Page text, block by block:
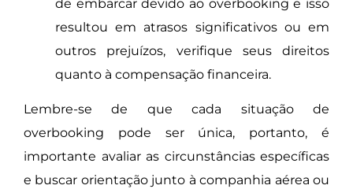
de embarcar devido ao overbooking e isso
resultou em atrasos significativos ou em
outros prejuízos, verifique seus direitos
quanto à compensação financeira.
Lembre-se de que cada situação de
overbooking pode ser única, portanto, é
importante avaliar as circunstâncias específicas
e buscar orientação junto à companhia aérea ou